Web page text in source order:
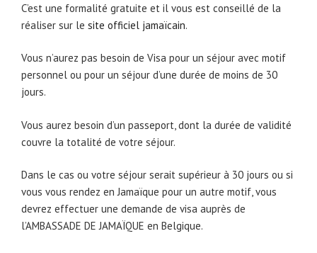
C’est une formalité gratuite et il vous est conseillé de la
réaliser sur le site officiel jamaïcain.
Vous n’aurez pas besoin de Visa pour un séjour avec motif
personnel ou pour un séjour d’une durée de moins de 30
jours.
Vous aurez besoin d’un passeport, dont la durée de validité
couvre la totalité de votre séjour.
Dans le cas ou votre séjour serait supérieur à 30 jours ou si
vous vous rendez en Jamaïque pour un autre motif, vous
devrez effectuer une demande de visa auprès de
l’AMBASSADE DE JAMAÏQUE en Belgique.